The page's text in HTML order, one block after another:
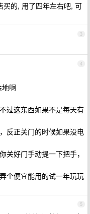
买的, 用了四年左右吧, 可
3
4
地啊
过这东西如果不是每天有
反正关门的时候如果没电
关好门手动提一下把手，
个便宜能用的试一年玩玩
5